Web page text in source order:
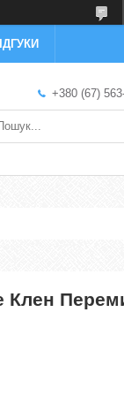
+380 (67)
Клен